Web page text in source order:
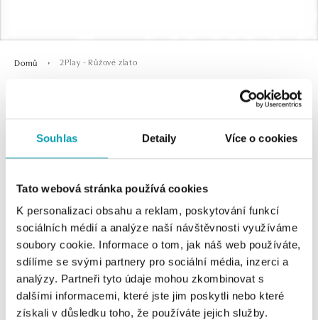
Souhlas Detaily Více o cookies
Tato webová stránka používá cookies
K personalizaci obsahu a reklam, poskytování funkcí
sociálních médií a analýze naší návštěvnosti využíváme
soubory cookie. Informace o tom, jak náš web používáte,
sdílíme se svými partnery pro sociální média, inzerci a
analýzy. Partneři tyto údaje mohou zkombinovat s
dalšími informacemi, které jste jim poskytli nebo které
získali v důsledku toho, že používáte jejich služby.
Domů 2Play - Růžové zlato
0 z 0 produktů
V katalogu nejsou žádné produkty.